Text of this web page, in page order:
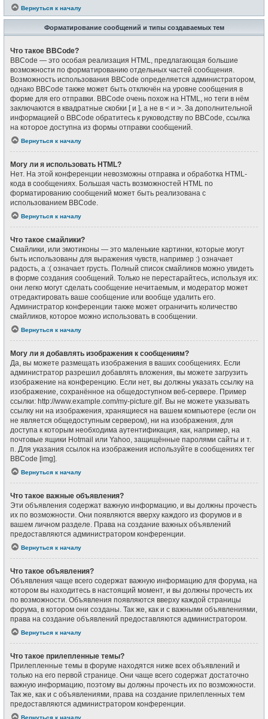
Вернуться к началу
Форматирование сообщений и типы создаваемых тем
Что такое BBCode?
BBCode — это особая реализация HTML, предлагающая большие
возможности по форматированию отдельных частей сообщения.
Возможность использования BBCode определяется администратором,
однако BBCode также может быть отключён на уровне сообщения в
форме для его отправки. BBCode очень похож на HTML, но теги в нём
заключаются в квадратные скобки [ и ], а не в < и >. За дополнительной
информацией о BBCode обратитесь к руководству по BBCode, ссылка
на которое доступна из формы отправки сообщений.
Вернуться к началу
Могу ли я использовать HTML?
Нет. На этой конференции невозможны отправка и обработка HTML-
кода в сообщениях. Большая часть возможностей HTML по
форматированию сообщений может быть реализована с
использованием BBCode.
Вернуться к началу
Что такое смайлики?
Смайлики, или эмотиконы — это маленькие картинки, которые могут
быть использованы для выражения чувств, например :) означает
радость, а :( означает грусть. Полный список смайликов можно увидеть
в форме создания сообщений. Только не перестарайтесь, используя их:
они легко могут сделать сообщение нечитаемым, и модератор может
отредактировать ваше сообщение или вообще удалить его.
Администратор конференции также может ограничить количество
смайликов, которое можно использовать в сообщении.
Вернуться к началу
Могу ли я добавлять изображения к сообщениям?
Да, вы можете размещать изображения в ваших сообщениях. Если
администратор разрешил добавлять вложения, вы можете загрузить
изображение на конференцию. Если нет, вы должны указать ссылку на
изображение, сохранённое на общедоступном веб-сервере. Пример
ссылки: http://www.example.com/my-picture.gif. Вы не можете указывать
ссылку ни на изображения, хранящиеся на вашем компьютере (если он
не является общедоступным сервером), ни на изображения, для
доступа к которым необходима аутентификация, как, например, на
почтовые ящики Hotmail или Yahoo, защищённые паролями сайты и т.
п. Для указания ссылок на изображения используйте в сообщениях тег
BBCode [img].
Вернуться к началу
Что такое важные объявления?
Эти объявления содержат важную информацию, и вы должны прочесть
их по возможности. Они появляются вверху каждого из форумов и в
вашем личном разделе. Права на создание важных объявлений
предоставляются администратором конференции.
Вернуться к началу
Что такое объявления?
Объявления чаще всего содержат важную информацию для форума, на
котором вы находитесь в настоящий момент, и вы должны прочесть их
по возможности. Объявления появляются вверху каждой страницы
форума, в котором они созданы. Так же, как и с важными объявлениями,
права на создание объявлений предоставляются администратором.
Вернуться к началу
Что такое прилепленные темы?
Прилепленные темы в форуме находятся ниже всех объявлений и
только на его первой странице. Они чаще всего содержат достаточно
важную информацию, поэтому вы должны прочесть их по возможности.
Так же, как и с объявлениями, права на создание прилепленных тем
предоставляются администратором конференции.
Вернуться к началу